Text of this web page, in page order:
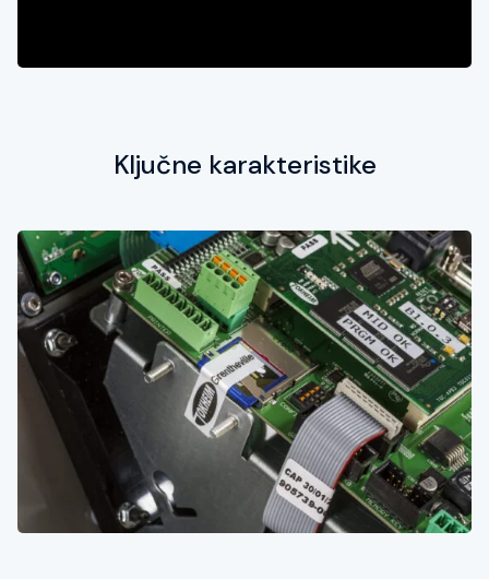
Ključne karakteristike